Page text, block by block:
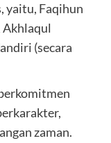
yaitu, Faqihun
Akhlaqul
(secara
zaman.